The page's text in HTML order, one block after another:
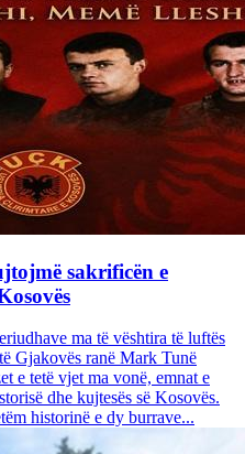
sakrificën e
ma të vështira të luftës
Gjakovës ranë Mark Tunë
e tetë vjet ma vonë, emnat e
dhe kujtesës së Kosovës.
historinë e dy burrave...